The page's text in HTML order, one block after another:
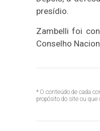
presídio.
Zambelli foi
Conselho
* O conteúdo de cada
propósito do site ou